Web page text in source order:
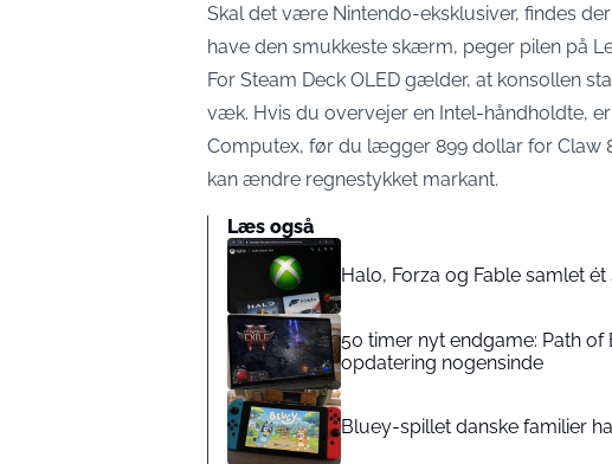
Skal det være Nintendo-eksklusiver, findes
have den smukkeste skærm, peger pilen på
For Steam Deck OLED gælder, at konsollen
væk. Hvis du overvejer en Intel-håndholdte,
Computex, før du lægger 899 dollar for Claw
kan ændre regnestykket markant.
Læs også
Halo, Forza og Fable samlet
50 timer nyt endgame: Path
opdatering nogensinde
Bluey-spillet danske familier